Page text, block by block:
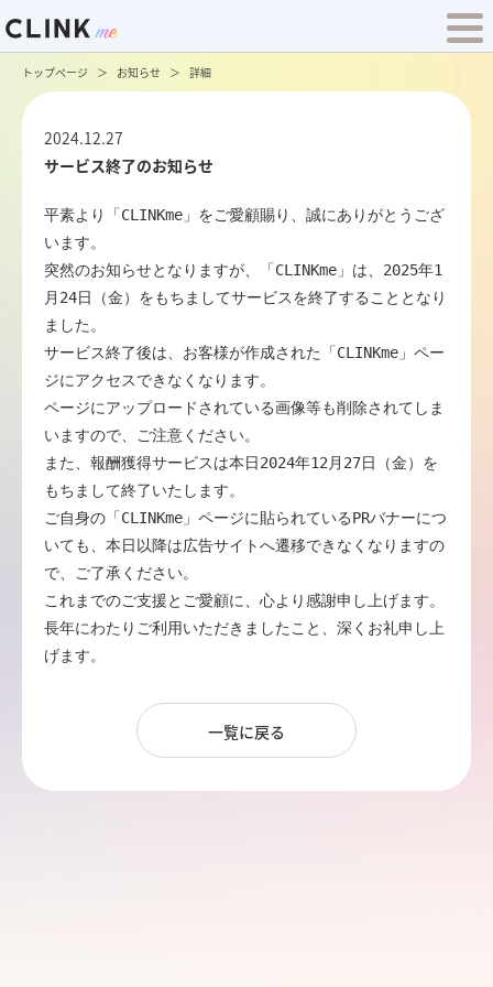
トップページ お知らせ 詳細
2024.12.27
サービス終了のお知らせ
平素より「CLINKme」をご愛顧賜り、誠にありがとうござ
います。
突然のお知らせとなりますが、「CLINKme」は、2025年1
月24日（金）をもちましてサービスを終了することとなり
ました。
サービス終了後は、お客様が作成された「CLINKme」ペー
ジにアクセスできなくなります。
ページにアップロードされている画像等も削除されてしま
いますので、ご注意ください。
また、報酬獲得サービスは本日2024年12月27日（金）を
もちまして終了いたします。
ご自身の「CLINKme」ページに貼られているPRバナーにつ
いても、本日以降は広告サイトへ遷移できなくなりますの
で、ご了承ください。
これまでのご支援とご愛顧に、心より感謝申し上げます。
長年にわたりご利用いただきましたこと、深くお礼申し上
げます。
一覧に戻る